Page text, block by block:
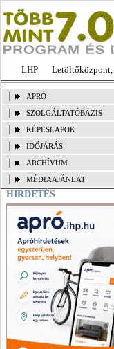
LHP
APRÓ
SZOLGÁLTATÓBÁZIS
KÉPESLAPOK
IDŐJÁRÁS
ARCHÍVUM
MÉDIAAJÁNLAT
HIRDETÉS